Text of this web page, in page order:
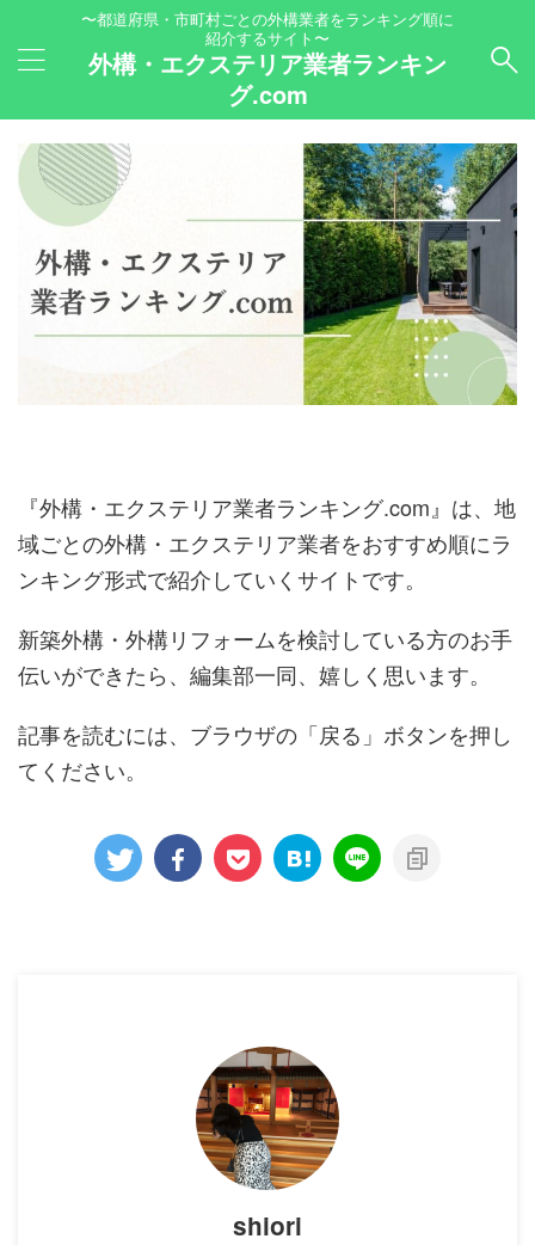
〜都道府県・市町村ごとの外構業者をランキング順に
紹介するサイト〜
外構・エクステリア業者ランキン
グ.com
『外構・エクステリア業者ランキング.com』は、地
域ごとの外構・エクステリア業者をおすすめ順にラ
ンキング形式で紹介していくサイトです。
新築外構・外構リフォームを検討している方のお手
伝いができたら、編集部一同、嬉しく思います。
記事を読むには、ブラウザの「戻る」ボタンを押し
てください。
shiori